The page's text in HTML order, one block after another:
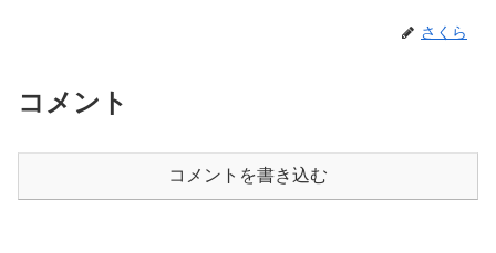
さくら
コメント
コメントを書き込む